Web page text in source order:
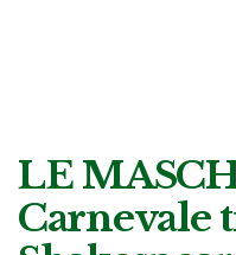
LE
Carnevale